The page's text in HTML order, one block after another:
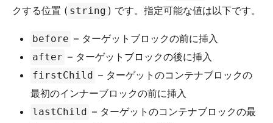
クする位置 ( string ) です。指定可能な値は以下です。
before – ターゲットブロックの前に挿入
after – ターゲットブロックの後に挿入
firstChild – ターゲットのコンテナブロックの
最初のインナーブロックの前に挿入
lastChild – ターゲットのコンテナブロックの最